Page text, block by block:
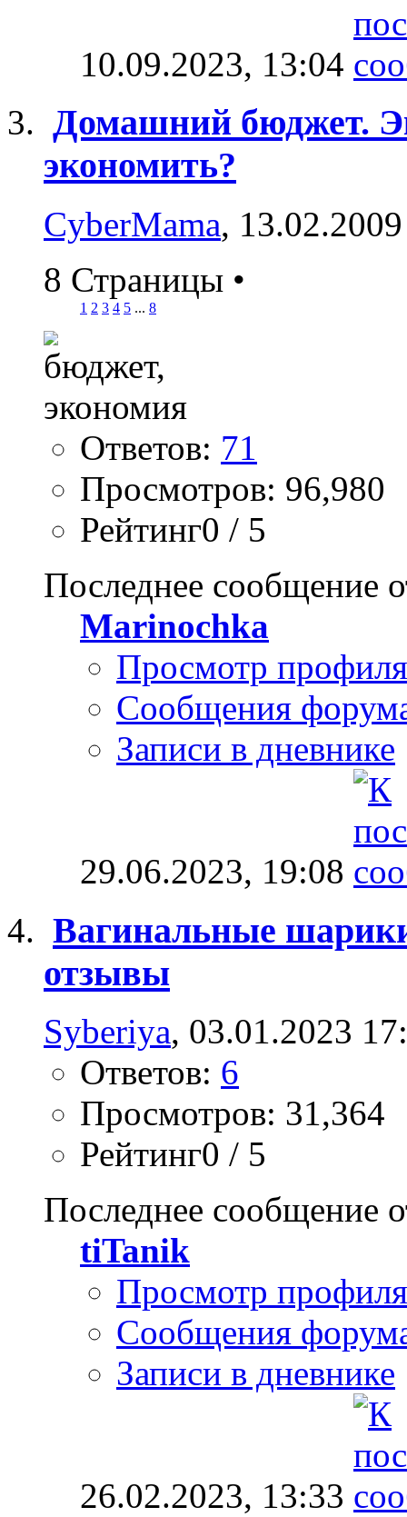
10.09.2023, 13:04
Домашний бюджет.
экономить?
CyberMama,
8 Страницы •
1 2 3 4 5 ... 8
Ответов: 71
Просмотров: 96,980
Рейтинг0 / 5
Последнее сообщение
Marinochka
Просмотр профиля
Сообщения
Записи в дневнике
29.06.2023, 19:08
Вагинальные
отзывы
Syberiya, 03.01.2023
Ответов: 6
Просмотров: 31,364
Рейтинг0 / 5
Последнее сообщение
tiTanik
Просмотр профиля
Сообщения
Записи в дневнике
26.02.2023, 13:33